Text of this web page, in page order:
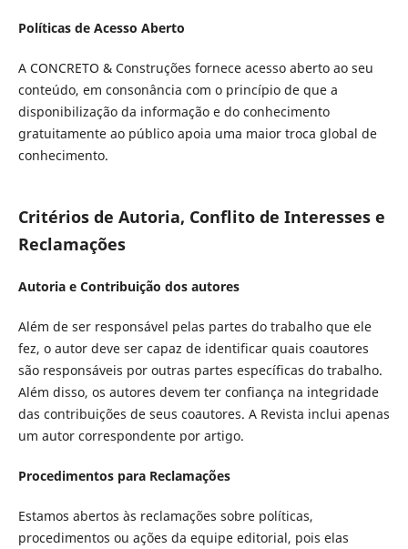
Políticas de Acesso Aberto
A CONCRETO & Construções fornece acesso aberto ao seu
conteúdo, em consonância com o princípio de que a
disponibilização da informação e do conhecimento
gratuitamente ao público apoia uma maior troca global de
conhecimento.
Critérios de Autoria, Conflito de Interesses e
Reclamações
Autoria e Contribuição dos autores
Além de ser responsável pelas partes do trabalho que ele
fez, o autor deve ser capaz de identificar quais coautores
são responsáveis por outras partes específicas do trabalho.
Além disso, os autores devem ter confiança na integridade
das contribuições de seus coautores. A Revista inclui apenas
um autor correspondente por artigo.
Procedimentos para Reclamações
Estamos abertos às reclamações sobre políticas,
procedimentos ou ações da equipe editorial, pois elas